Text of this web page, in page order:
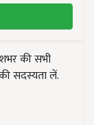
की सभी
सदस्यता लें.